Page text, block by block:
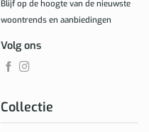
Collectie
Blijf op de hoogte van de nieuwste
woontrends en aanbiedingen
Volg ons